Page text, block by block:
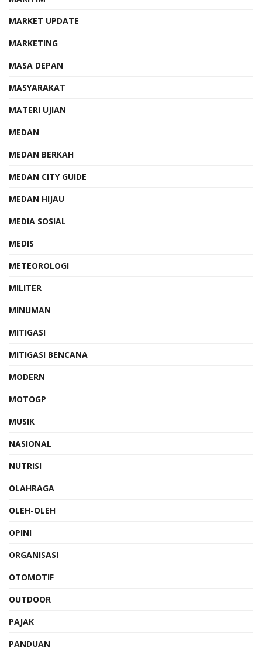
MARKET UPDATE
MARKETING
MASA DEPAN
MASYARAKAT
MATERI UJIAN
MEDAN
MEDAN BERKAH
MEDAN CITY GUIDE
MEDAN HIJAU
MEDIA SOSIAL
MEDIS
METEOROLOGI
MILITER
MINUMAN
MITIGASI
MITIGASI BENCANA
MODERN
MOTOGP
MUSIK
NASIONAL
NUTRISI
OLAHRAGA
OLEH-OLEH
OPINI
ORGANISASI
OTOMOTIF
OUTDOOR
PAJAK
PANDUAN